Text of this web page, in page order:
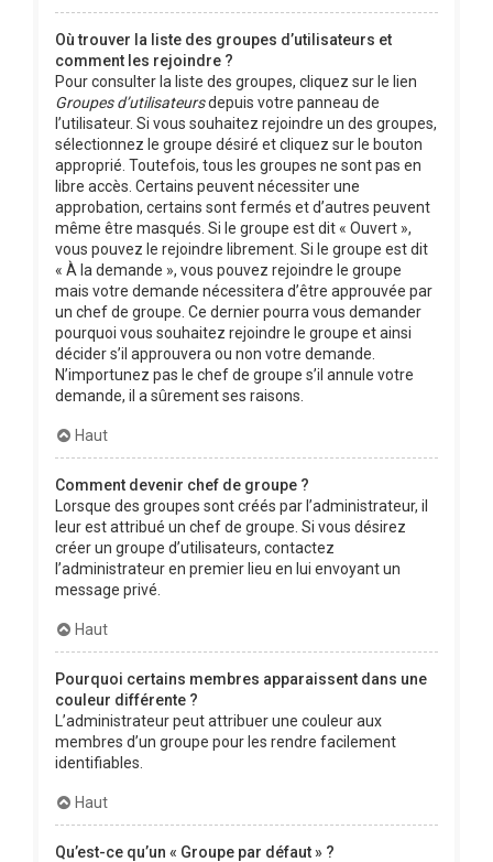
Où trouver la liste des groupes d’utilisateurs et
comment les rejoindre ?
Pour consulter la liste des groupes, cliquez sur le lien
Groupes d’utilisateursdepuis votre panneau de
l’utilisateur. Si vous souhaitez rejoindre un des groupes,
sélectionnez le groupe désiré et cliquez sur le bouton
approprié. Toutefois, tous les groupes ne sont pas en
libre accès. Certains peuvent nécessiter une
approbation, certains sont fermés et d’autres peuvent
même être masqués. Si le groupe est dit « Ouvert »,
vous pouvez le rejoindre librement. Si le groupe est dit
« À la demande », vous pouvez rejoindre le groupe
mais votre demande nécessitera d’être approuvée par
un chef de groupe. Ce dernier pourra vous demander
pourquoi vous souhaitez rejoindre le groupe et ainsi
décider s’il approuvera ou non votre demande.
N’importunez pas le chef de groupe s’il annule votre
demande, il a sûrement ses raisons.
Haut
Comment devenir chef de groupe ?
Lorsque des groupes sont créés par l’administrateur, il
leur est attribué un chef de groupe. Si vous désirez
créer un groupe d’utilisateurs, contactez
l’administrateur en premier lieu en lui envoyant un
message privé.
Haut
Pourquoi certains membres apparaissent dans une
couleur différente ?
L’administrateur peut attribuer une couleur aux
membres d’un groupe pour les rendre facilement
identifiables.
Haut
Qu’est-ce qu’un « Groupe par défaut » ?